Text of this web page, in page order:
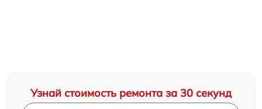
Узнай стоимость ремонта за 30 секунд